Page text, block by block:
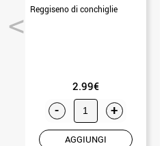
Reggiseno di conchiglie
2.99€
- +
AGGIUNGI